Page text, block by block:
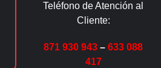
Teléfono de Atención al
Cliente:
871 930 943 – 633 088
417